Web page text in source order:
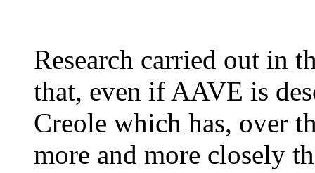
Research carried out in
that, even if AAVE is
Creole which has, over
more and more closely